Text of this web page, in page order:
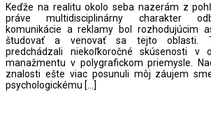
Keďže na realitu okolo seba nazerám z
práve multidisciplinárny charakter
komunikácie a reklamy bol rozhodujúcim
študovať a venovať sa tejto oblasti.
predchádzali niekoľkoročné skúsenosti v
manažmentu v polygrafickom priemysle.
znalosti ešte viac posunuli môj záujem
psychologickému […]